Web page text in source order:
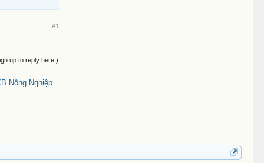
#1
up to reply here.)
Nông Nghiệp